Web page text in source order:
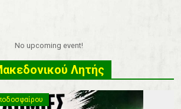
No upcoming event!
Λητής